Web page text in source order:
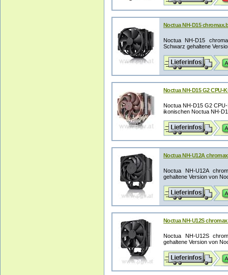
Noctua NH-D15
Noctua NH-D15
Schwarz gehaltene
Noctua NH-D15 G2 CPU-
Noctua NH-D15 G2
ikonischen Noctua NH-
Noctua NH-U12A
Noctua NH-U12A
gehaltene Version von
Noctua NH-U12S
Noctua NH-U12S
gehaltene Version von